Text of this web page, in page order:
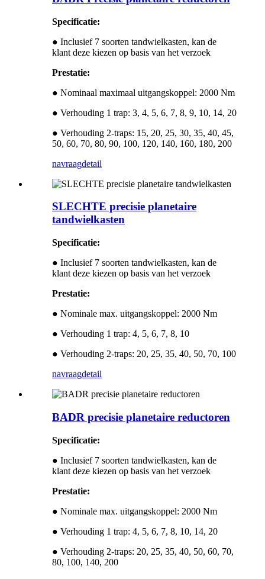
Specificatie:
● Inclusief 7 soorten tandwielkasten, kan de
klant deze kiezen op basis van het verzoek
Prestatie:
● Nominaal maximaal uitgangskoppel: 2000 Nm
● Verhouding 1 trap: 3, 4, 5, 6, 7, 8, 9, 10, 14, 20
● Verhouding 2-traps: 15, 20, 25, 30, 35, 40, 45,
50, 60, 70, 80, 90, 100, 120, 140, 160, 180, 200
navraagdetail
SLECHTE precisie planetaire
tandwielkasten
Specificatie:
● Inclusief 7 soorten tandwielkasten, kan de
klant deze kiezen op basis van het verzoek
Prestatie:
● Nominale max. uitgangskoppel: 2000 Nm
● Verhouding 1 trap: 4, 5, 6, 7, 8, 10
● Verhouding 2-traps: 20, 25, 35, 40, 50, 70, 100
navraagdetail
BADR precisie planetaire reductoren
Specificatie:
● Inclusief 7 soorten tandwielkasten, kan de
klant deze kiezen op basis van het verzoek
Prestatie:
● Nominale max. uitgangskoppel: 2000 Nm
● Verhouding 1 trap: 4, 5, 6, 7, 8, 10, 14, 20
● Verhouding 2-traps: 20, 25, 35, 40, 50, 60, 70,
80, 100, 140, 200